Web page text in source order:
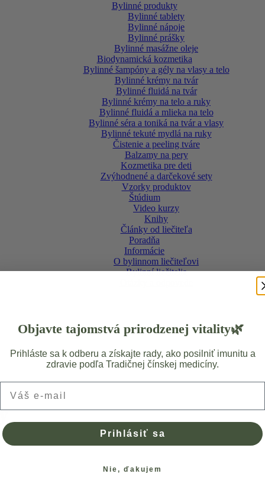
Bylinné produkty
Bylinné tablety
Bylinné nápoje
Bylinné prášky
Bylinné masážne oleje
Biodynamická kozmetika
Bylinné šampóny a gély na vlasy a telo
Bylinné krémy na tvár
Bylinné fluidá na tvár
Bylinné krémy na telo a ruky
Bylinné fluidá a mlieka na telo
Bylinné séra a toniká na tvár a vlasy
Bylinné tekuté mydlá na ruky
Čistenie a peeling tváre
Balzamy na pery
Kozmetika pre deti
Zvýhodnené a darčekové sety
Vzorky produktov
Štúdium
Video kurzy
Knihy
Články od liečiteľa
Poradňa
Informácie
O bylinnom liečiteľovi
Bylinní liečitelia
Objavte tajomstvá prirodzenej vitality🌿
Prihláste sa k odberu a získajte rady, ako posilniť imunitu a
zdravie podľa Tradičnej čínskej medicíny.
Prihlásiť sa
Nie, ďakujem